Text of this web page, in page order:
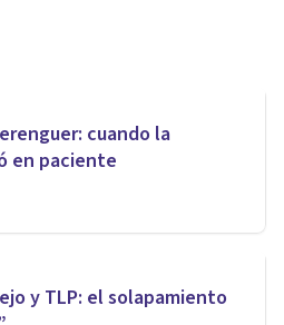
cuando la
en paciente
y TLP: el solapamiento